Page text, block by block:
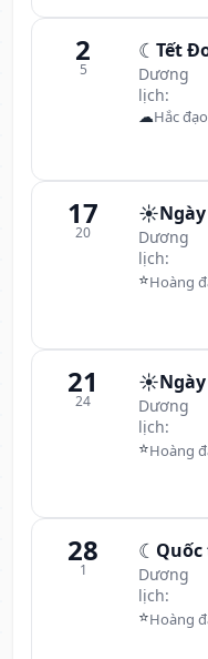
2
5
☾ Tết
Dương
lịch:
☁Hắc đạo
17
20
☀️
Dương
lịch:
⭐Hoàng
21
24
☀️
Dương
lịch:
⭐Hoàng
28
1
☾
Dương
lịch:
⭐Hoàng